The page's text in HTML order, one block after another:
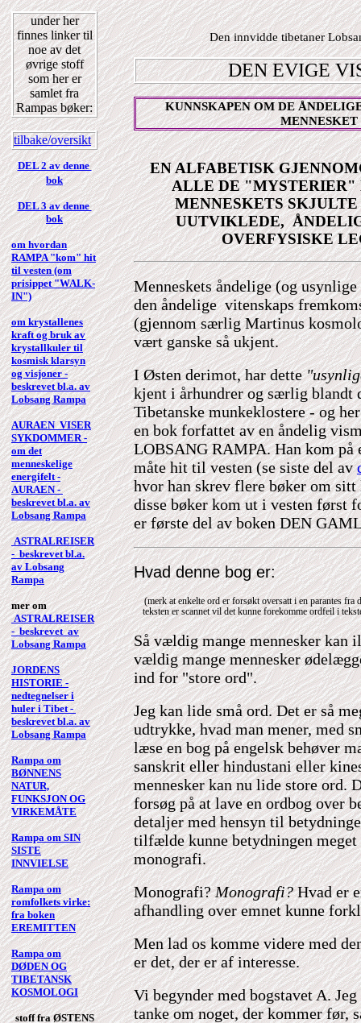
under her
finnes linker til
noe av det
øvrige stoff
som her er
samlet fra
Rampas bøker:
tilbake/oversikt
Den innvidde tibetaner
DEN EVIGE
KUNNSKAPEN OM DE
MENNESKET
DEL 2 av denne
bok
DEL 3 av denne
bok
om hvordan
RAMPA "kom" hit
til vesten (om
prisippet "WALK-
IN")
om krystallenes
kraft og bruk av
krystallkuler til
kosmisk klarsyn
og visjoner -
beskrevet bl.a. av
Lobsang Rampa
AURAEN VISER
SYKDOMMER -
om det
menneskelige
energifelt -
AURAEN -
beskrevet bl.a. av
Lobsang Rampa
ASTRALREISER
- beskrevet bl.a.
av Lobsang
Rampa
mer om
ASTRALREISER
- beskrevet av
Lobsang Rampa
JORDENS
HISTORIE -
nedtegnelser i
huler i Tibet -
beskrevet bl.a. av
Lobsang Rampa
Rampa om
BØNNENS
NATUR,
FUNKSJON OG
VIRKEMÅTE
Rampa om SIN
SISTE
INNVIELSE
Rampa om
romfolkets virke:
fra boken
EREMITTEN
Rampa om
DØDEN OG
TIBETANSK
KOSMOLOGI
stoff fra ØSTENS
EN ALFABETISK
ALLE DE
MENNESKETS
UUTVIKLEDE,
OVERFYSISKE
Menneskets åndelige (og
den åndelige vitenskaps
(gjennom særlig Martinus
vært ganske så ukjent.
I Østen derimot, har dette
kjent i århundrer og særlig blandt
Tibetanske munkeklostere - og
en bok forfattet av en åndelig
LOBSANG RAMPA. Han kom på
måte hit til vesten (se siste del av
hvor han skrev flere bøker om
disse bøker kom ut i vesten først
er første del av boken DEN
Hvad denne bog er:
(merk at enkelte ord er forsøkt oversatt i en parantes fra
teksten er scannet vil det kunne forekomme ordfeil i
Så vældig mange mennesker kan
vældig mange mennesker
ind for "store ord".
Jeg kan lide små ord. Det er så
udtrykke, hvad man mener, med
læse en bog på engelsk behøver
sanskrit eller hindustani eller
mennesker kan nu lide store ord.
forsøg på at lave en ordbog over
detaljer med hensyn til
tilfælde kunne betydningen meget
monografi.
Monografi?Monografi?Hvad er
afhandling over emnet kunne
Men lad os komme videre med
er det, der er af interesse.
Vi begynder med bogstavet A.
tanke om noget, der kommer før,